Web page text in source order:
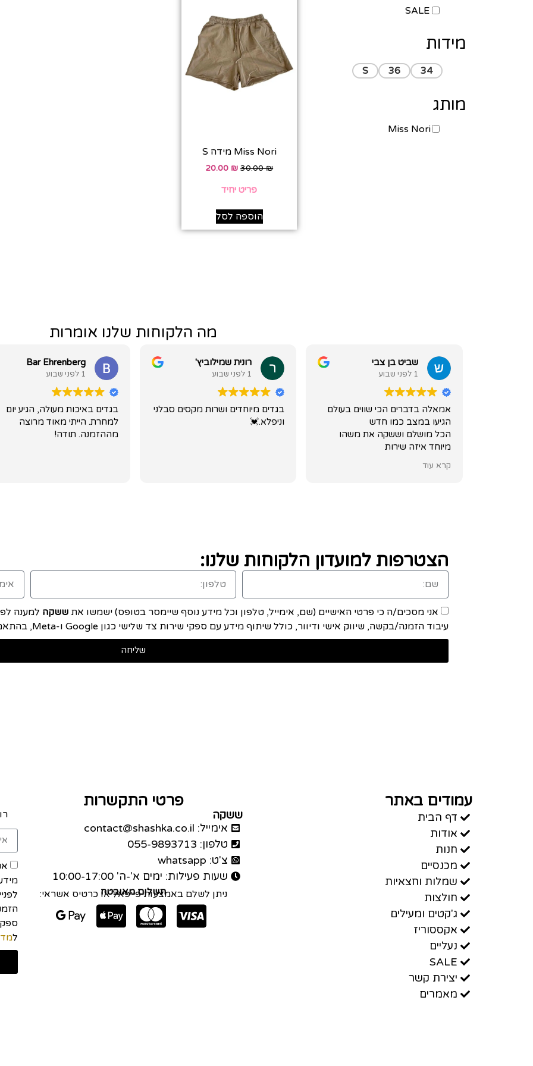
SALE
מידות
34
36
S
מותג
Miss Nori
Miss Nori מידה S
30.00₪
20.00 ₪
פריט יחיד
הוספה לסל
מה הלקוחות שלנו אומרות
Bar Ehrenberg
1 לפני שבוע
בגדים באיכות מעולה, הגיע יום
למחרת. הייתי מאוד מרוצה
מההזמנה. תודה!
רונית שמילוביץ'
1 לפני שבוע
בגדים מיוחדים ושרות מקסים סבלני
וניפלא.💓
שביט בן צבי
1 לפני שבוע
אמאלה בדברים הכי שווים בעולם
הגיעו במצב כמו חדש
הכל מושלם וששקה את משהו
מיוחד איזה שירות
קרא עוד
הצטרפות למועדון הלקוחות שלנו:
אני מסכים/ה כי פרטי האישיים (שם, אימייל, טלפון וכל מידע נוסף שיימסר בטופס) ישמשו את ששקה למענה
עיבוד הזמנה/בקשה, שיווק אישי ודיוור, כולל שיתוף מידע עם ספקי שירות צד שלישי כגון Google ו-Meta, בהתאם ל
שליחה
עמודים באתר
דף הבית
אודות
חנות
מכנסיים
שמלות וחצאיות
חולצות
ג'קטים ומעילים
אקססוריז
נעליים
SALE
יצירת קשר
מאמרים
פרטי התקשרות
ששקה
אימייל: contact@shashka.co.il
טלפון: 055-9893713
צ'ט: whatsapp
שעות פעילות: ימים א'-ה' 10:00-17:00
תשלום מאובטח
ניתן לשלם באמצעות פייפאל או כרטיס אשראי:
ל